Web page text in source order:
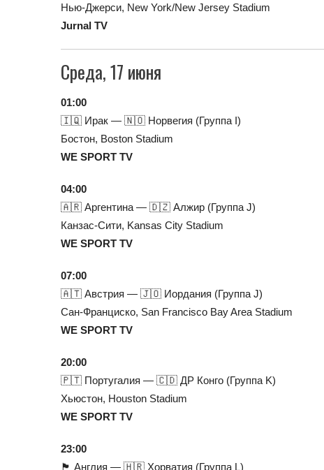
Нью-Джерси, New York/New Jersey Stadium
Jurnal TV
Среда, 17 июня
01:00
🇮🇶 Ирак — 🇳🇴 Норвегия (Группа I)
Бостон, Boston Stadium
WE SPORT TV
04:00
🇦🇷 Аргентина — 🇩🇿 Алжир (Группа J)
Канзас-Сити, Kansas City Stadium
WE SPORT TV
07:00
🇦🇹 Австрия — 🇯🇴 Иордания (Группа J)
Сан-Франциско, San Francisco Bay Area Stadium
WE SPORT TV
20:00
🇵🇹 Португалия — 🇨🇩 ДР Конго (Группа K)
Хьюстон, Houston Stadium
WE SPORT TV
23:00
🏴 Англия — 🇭🇷 Хорватия (Группа L)